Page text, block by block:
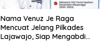
Nama Venuz Je Raga
Mencuat Jelang Pilkades
Lajawajo, Siap Mengabdi